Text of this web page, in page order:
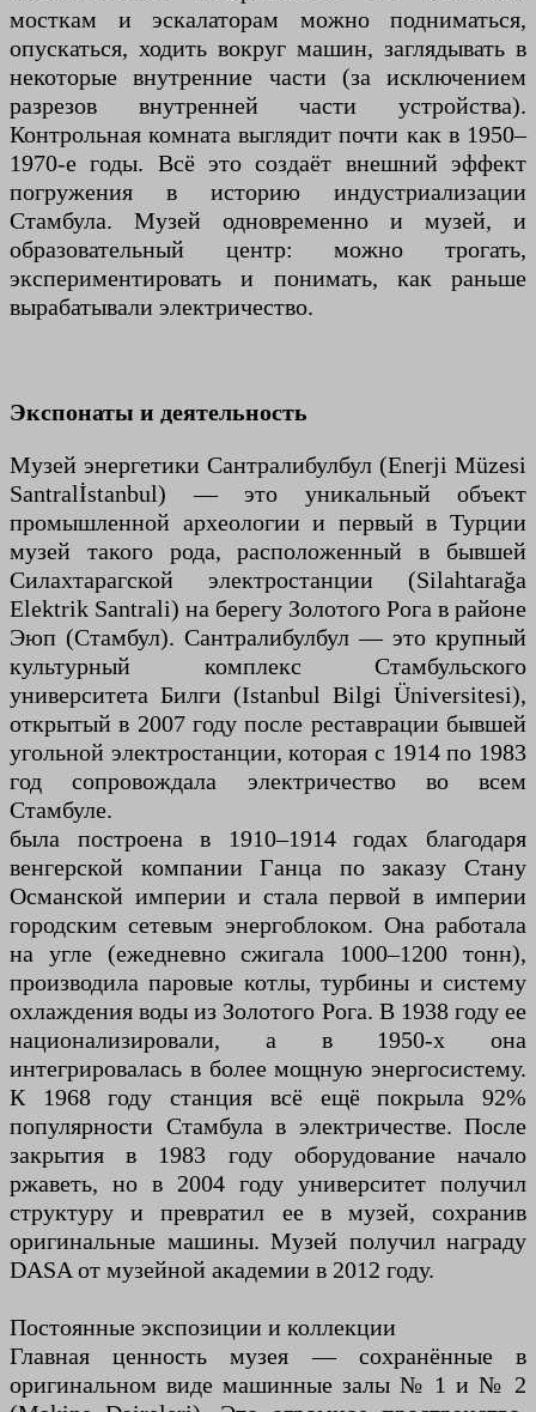
мосткам и эскалаторам можно подниматься,
опускаться, ходить вокруг машин, заглядывать в
некоторые внутренние части (за исключением
разрезов внутренней части устройства).
Контрольная комната выглядит почти как в 1950–
1970-е годы. Всё это создаёт внешний эффект
погружения в историю индустриализации
Стамбула. Музей одновременно и музей, и
образовательный центр: можно трогать,
экспериментировать и понимать, как раньше
вырабатывали электричество.
Экспонаты и деятельность
Музей энергетики Сантралибулбул (Enerji Müzesi
Santralİstanbul) — это уникальный объект
промышленной археологии и первый в Турции
музей такого рода, расположенный в бывшей
Силахтарагской электростанции (Silahtarağa
Elektrik Santrali) на берегу Золотого Рога в районе
Эюп (Стамбул). Сантралибулбул — это крупный
культурный комплекс Стамбульского
университета Билги (Istanbul Bilgi Üniversitesi),
открытый в 2007 году после реставрации бывшей
угольной электростанции, которая с 1914 по 1983
год сопровождала электричество во всем
Стамбуле.
была построена в 1910–1914 годах благодаря
венгерской компании Ганца по заказу Стану
Османской империи и стала первой в империи
городским сетевым энергоблоком. Она работала
на угле (ежедневно сжигала 1000–1200 тонн),
производила паровые котлы, турбины и систему
охлаждения воды из Золотого Рога. В 1938 году ее
национализировали, а в 1950-х она
интегрировалась в более мощную энергосистему.
К 1968 году станция всё ещё покрыла 92%
популярности Стамбула в электричестве. После
закрытия в 1983 году оборудование начало
ржаветь, но в 2004 году университет получил
структуру и превратил ее в музей, сохранив
оригинальные машины. Музей получил награду
DASA от музейной академии в 2012 году.
Постоянные экспозиции и коллекции
Главная ценность музея — сохранённые в
оригинальном виде машинные залы № 1 и № 2